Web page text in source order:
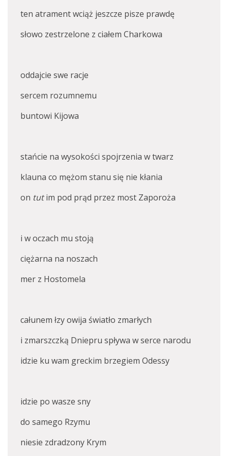
ten atrament wciąż jeszcze pisze prawdę
słowo zestrzelone z ciałem Charkowa
oddajcie swe racje
sercem rozumnemu
buntowi Kijowa
stańcie na wysokości spojrzenia w twarz
klauna co mężom stanu się nie kłania
on tutim pod prąd przez most Zaporoża
i w oczach mu stoją
ciężarna na noszach
mer z Hostomela
całunem łzy owija światło zmarłych
i zmarszczką Dniepru spływa w serce narodu
idzie ku wam greckim brzegiem Odessy
idzie po wasze sny
do samego Rzymu
niesie zdradzony Krym